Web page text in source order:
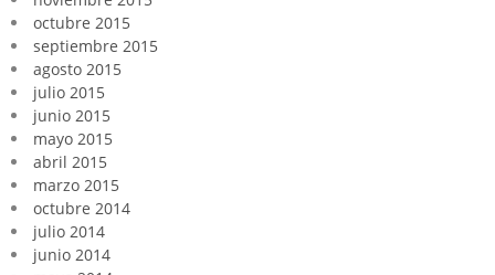
octubre 2015
septiembre 2015
agosto 2015
julio 2015
junio 2015
mayo 2015
abril 2015
marzo 2015
octubre 2014
julio 2014
junio 2014